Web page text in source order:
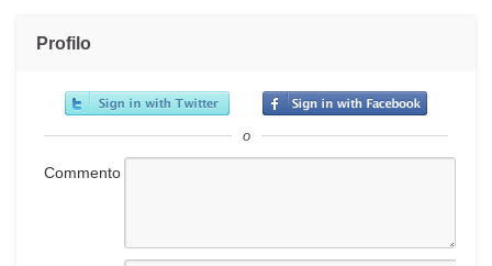
Profilo
o
Commento